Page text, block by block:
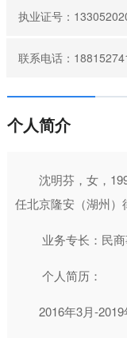
执业证号：
联系电话：
个人简介
沈明芬，女，
任北京隆安（湖州）
业务专长：民
个人简历：
2016年3月-